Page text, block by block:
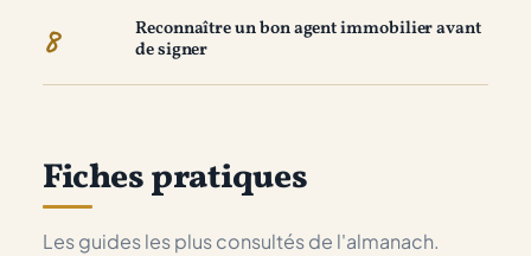
8
Reconnaître un bon agent immobilier avant
de signer
Fiches pratiques
Les guides les plus consultés de l'almanach.